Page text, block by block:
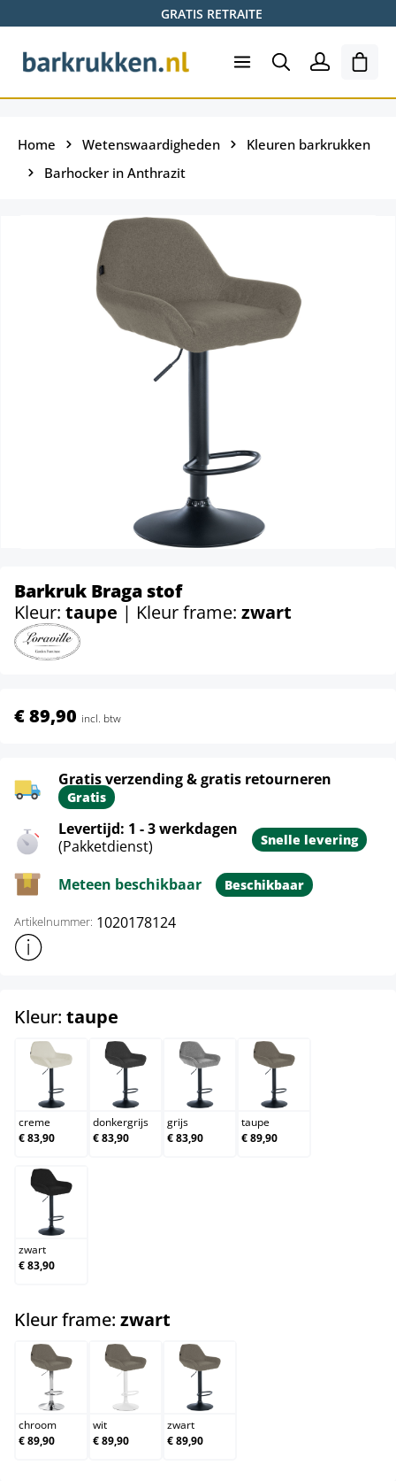
GRATIS RETRAITE
Home Wetenswaardigheden
Kleuren barkrukken
Barhocker in Anthrazit
Barkruk Braga stof
Kleur: taupe | Kleur frame: zwart
€ 89,90 incl. btw
Gratis verzending & gratis retourneren
Gratis
Levertijd: 1 - 3 werkdagen
(Pakketdienst)
Snelle levering
Meteen beschikbaar Beschikbaar
Artikelnummer: 1020178124
Toon meer productinformatie
Kleur: taupe
creme
creme
€ 83,90
donkergrijs
donkergrijs
€ 83,90
grijs
grijs
€ 83,90
taupe
taupe
€ 89,90
zwart
zwart
€ 83,90
Kleur frame: zwart
chroom
chroom
€ 89,90
wit
wit
€ 89,90
zwart
zwart
€ 89,90